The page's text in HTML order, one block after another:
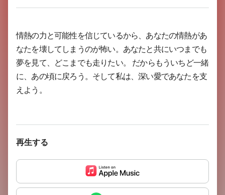
情熱の力と可能性を信じているから、あなたの情熱があ
なたを壊してしまうのが怖い。あなたと共にいつまでも
夢を見て、どこまでも走りたい。 だからもういちど一緒
に、あの頃に戻ろう。そして私は、深い愛であなたを支
えよう。
再生する